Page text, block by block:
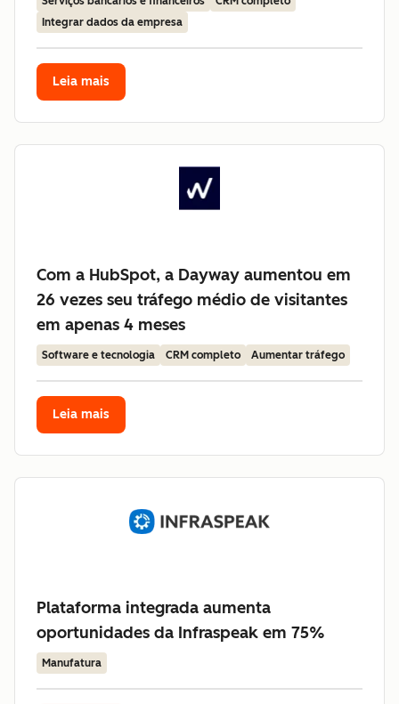
Integrar dados da empresa
Leia mais
Com a HubSpot, a Dayway aumentou em
26 vezes seu tráfego médio de visitantes
em apenas 4 meses
Software e tecnologia CRM completo Aumentar tráfego
Leia mais
Plataforma integrada aumenta
oportunidades da Infraspeak em 75%
Manufatura